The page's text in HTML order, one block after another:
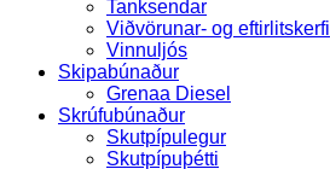
Tanksendar
Viðvörunar- og eftirlitskerfi
Vinnuljós
Skipabúnaður
Grenaa Diesel
Skrúfubúnaður
Skutpípulegur
Skutpípuþétti